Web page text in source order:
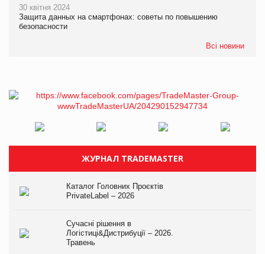
30 квітня 2024
Защита данных на смартфонах: советы по повышению
безопасности
Всі новини
ЖУРНАЛ TRADEMASTER
Каталог Головних Проєктів
PrivateLabel – 2026
Сучасні рішення в
Логістиці&Дистрибуції – 2026.
Травень